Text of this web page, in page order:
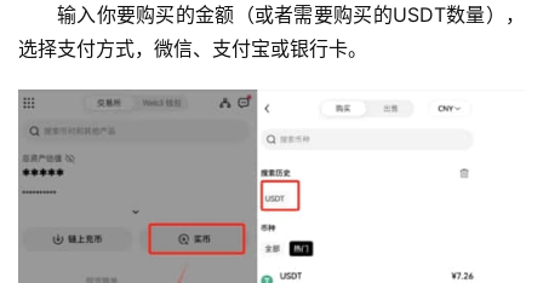
输入你要购买的金额（或者需要购买的USDT数量），
选择支付方式，微信、支付宝或银行卡。